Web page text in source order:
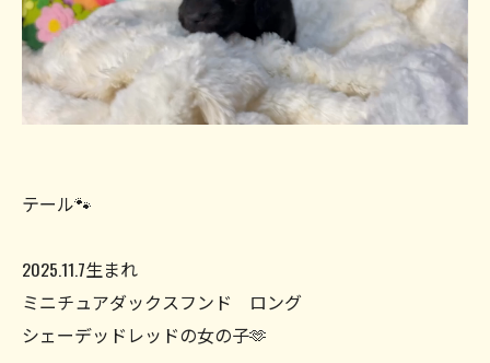
テール🐾
2025.11.7生まれ
ミニチュアダックスフンド ロング
シェーデッドレッドの女の子🫶